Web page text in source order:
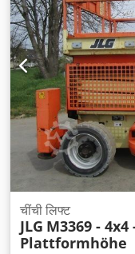
चींची लिफ्ट
JLG M3369 - 4x4
Plattformhöhe